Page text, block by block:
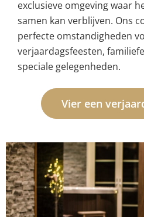
exclusieve omgeving waar
samen kan verblijven. Ons
perfecte omstandigheden
verjaardagsfeesten,
speciale gelegenheden.
Vier een